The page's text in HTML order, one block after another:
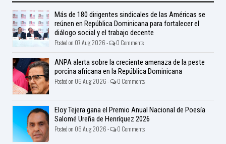
Más de 180 dirigentes sindicales de las Américas se
reúnen en República Dominicana para fortalecer el
diálogo social y el trabajo decente
Posted on 07 Aug 2026 - 0 Comments
ANPA alerta sobre la creciente amenaza de la peste
porcina africana en la República Dominicana
Posted on 06 Aug 2026 - 0 Comments
Eloy Tejera gana el Premio Anual Nacional de Poesía
Salomé Ureña de Henríquez 2026
Posted on 06 Aug 2026 - 0 Comments